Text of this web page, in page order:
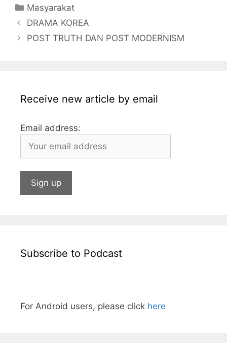
e
b
o
er s
a
g
p n
Categories
Masyarakat
DRAMA KOREA
POST TRUTH DAN POST MODERNISM
Receive new article by email
Email address:
Subscribe to Podcast
For Android users, please click here